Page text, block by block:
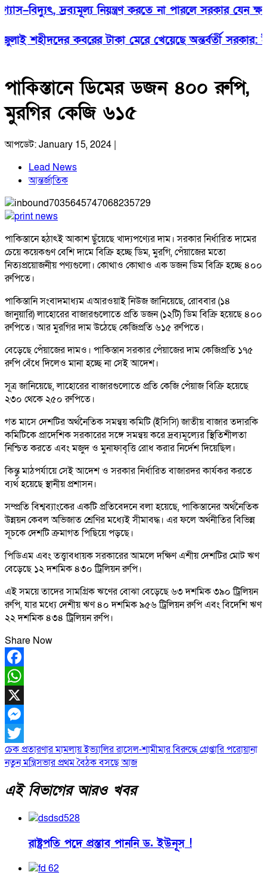
দ্রব্যমূল্য নিয়ন্ত্রণ করতে না পারলে সরকার যেন
শহীদদের কবরের টাকা মেরে খেয়েছে অন্তর্বর্তী সরকার:
পাকিস্তানে ডিমের ডজন ৪০০ রুপি,
মুরগির কেজি ৬১৫
আপডেট: January 15, 2024 |
Lead News
আন্তর্জাতিক
পাকিস্তানে হঠাৎই আকাশ ছুঁয়েছে খাদ্যপণ্যের দাম। সরকার নির্ধারিত দামের
চেয়ে কয়েকগুণ বেশি দামে বিক্রি হচ্ছে ডিম, মুরগি, পেঁয়াজের মতো
নিত্যপ্রয়োজনীয় পণ্যগুলো। কোথাও কোথাও এক ডজন ডিম বিক্রি হচ্ছে ৪০০
রুপিতে।
পাকিস্তানি সংবাদমাধ্যম এআরওয়াই নিউজ জানিয়েছে, রোববার (১৪
জানুয়ারি) লাহোরের বাজারগুলোতে প্রতি ডজন (১২টি) ডিম বিক্রি হয়েছে ৪০০
রুপিতে। আর মুরগির দাম উঠেছে কেজিপ্রতি ৬১৫ রুপিতে।
বেড়েছে পেঁয়াজের দামও। পাকিস্তান সরকার পেঁয়াজের দাম কেজিপ্রতি ১৭৫
রুপি বেঁধে দিলেও মানা হচ্ছে না সেই আদেশ।
সূত্র জানিয়েছে, লাহোরের বাজারগুলোতে প্রতি কেজি পেঁয়াজ বিক্রি হয়েছে
২৩০ থেকে ২৫০ রুপিতে।
গত মাসে দেশটির অর্থনৈতিক সমন্বয় কমিটি (ইসিসি) জাতীয় বাজার তদারকি
কমিটিকে প্রাদেশিক সরকারের সঙ্গে সমন্বয় করে দ্রব্যমূল্যের স্থিতিশীলতা
নিশ্চিত করতে এবং মজুদ ও মুনাফাবৃত্তি রোধ করার নির্দেশ দিয়েছিল।
কিন্তু মাঠপর্যায়ে সেই আদেশ ও সরকার নির্ধারিত বাজারদর কার্যকর করতে
ব্যর্থ হয়েছে স্থানীয় প্রশাসন।
সম্প্রতি বিশ্বব্যাংকের একটি প্রতিবেদনে বলা হয়েছে, পাকিস্তানের অর্থনৈতিক
উন্নয়ন কেবল অভিজাত শ্রেণির মধ্যেই সীমাবদ্ধ। এর ফলে অর্থনীতির বিভিন্ন
সূচকে দেশটি ক্রমাগত পিছিয়ে পড়ছে।
পিডিএম এবং তত্ত্বাবধায়ক সরকারের আমলে দক্ষিণ এশীয় দেশটির মোট ঋণ
বেড়েছে ১২ দশমিক ৪৩০ ট্রিলিয়ন রুপি।
এই সময়ে তাদের সামগ্রিক ঋণের বোঝা বেড়েছে ৬৩ দশমিক ৩৯০ ট্রিলিয়ন
রুপি, যার মধ্যে দেশীয় ঋণ ৪০ দশমিক ৯৫৬ ট্রিলিয়ন রুপি এবং বিদেশি ঋণ
২২ দশমিক ৪৩৪ ট্রিলিয়ন রুপি।
Share Now
Facebook
WhatsApp
X
Messenger
Twitter
Post
navigation
চেক প্রতারণার মামলায় ইভ্যালির রাসেল-শামীমার বিরুদ্ধে গ্রেপ্তারি পরোয়ানা
নতুন মন্ত্রিসভার প্রথম বৈঠক বসছে আজ
এই বিভাগের আরও খবর
রাষ্ট্রপতি পদে প্রস্তাব পাননি ড. ইউনূস !